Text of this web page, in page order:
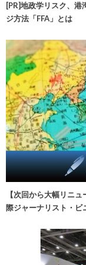
[PR]地政学リスク、
ジ方法「FFA」とは
【次回から大幅リニ
際ジャーナリスト・ビ